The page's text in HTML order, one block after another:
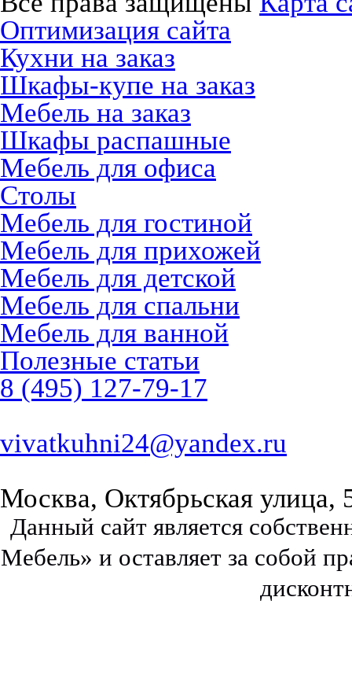
Оптимизация сайта
Кухни на заказ
Шкафы-купе на заказ
Мебель на заказ
Шкафы распашные
Мебель для офиса
Столы
Мебель для гостиной
Мебель для прихожей
Мебель для детской
Мебель для спальни
Мебель для ванной
Полезные статьи
8 (495) 127-79-17
vivatkuhni24@yandex.ru
Москва, Октябрьская улица,
Данный сайт является
Мебель» и оставляет за собой